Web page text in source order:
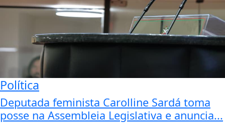
Política
Deputada feminista Carolline Sardá toma
posse na Assembleia Legislativa e anuncia...